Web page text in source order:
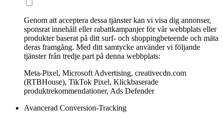
Genom att acceptera dessa tjänster kan vi visa dig annonser,
sponsrat innehåll eller rabattkampanjer för vår webbplats eller
produkter baserat på ditt surf- och shoppingbeteende och mäta
deras framgång. Med ditt samtycke använder vi följande
tjänster från tredje part på denna webbplats:
Meta-Pixel, Microsoft Advertising, creativecdn.com
(RTBHouse), TikTok Pixel, Klickbaserade
produktrekommendationer, Ads Defender
Avancerad Conversion-Tracking